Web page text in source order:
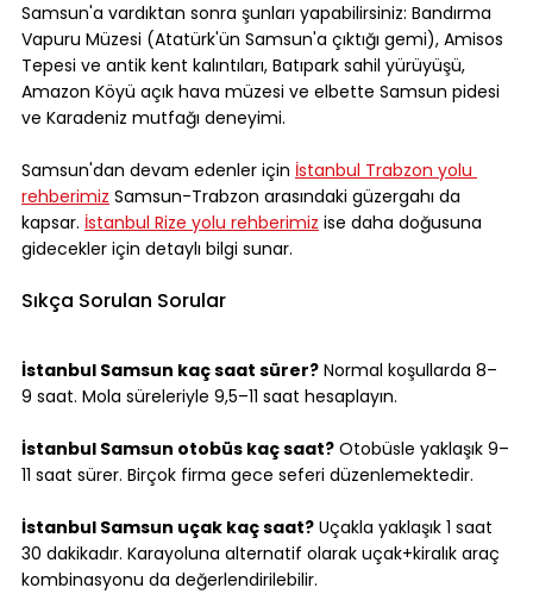
Samsun'a vardıktan sonra şunları yapabilirsiniz: Bandırma
Vapuru Müzesi (Atatürk'ün Samsun'a çıktığı gemi), Amisos
Tepesi ve antik kent kalıntıları, Batıpark sahil yürüyüşü,
Amazon Köyü açık hava müzesi ve elbette Samsun pidesi
ve Karadeniz mutfağı deneyimi.
Samsun'dan devam edenler için İstanbul Trabzon yolu
rehberimiz Samsun-Trabzon arasındaki güzergahı da
kapsar. İstanbul Rize yolu rehberimiz ise daha doğusuna
gidecekler için detaylı bilgi sunar.
Sıkça Sorulan Sorular
İstanbul Samsun kaç saat sürer? Normal koşullarda 8–
9 saat. Mola süreleriyle 9,5–11 saat hesaplayın.
İstanbul Samsun otobüs kaç saat? Otobüsle yaklaşık 9–
11 saat sürer. Birçok firma gece seferi düzenlemektedir.
İstanbul Samsun uçak kaç saat? Uçakla yaklaşık 1 saat
30 dakikadır. Karayoluna alternatif olarak uçak+kiralık araç
kombinasyonu da değerlendirilebilir.